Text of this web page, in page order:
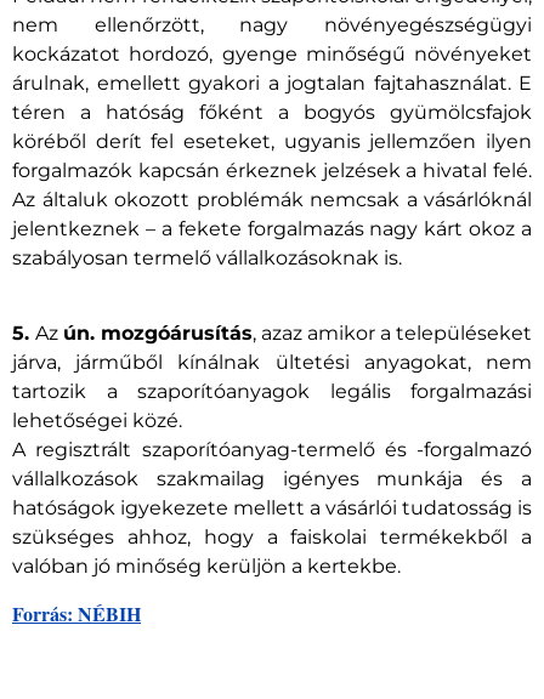
nem ellenőrzött, nagy növényegészségügyi
kockázatot hordozó, gyenge minőségű növényeket
árulnak, emellett gyakori a jogtalan fajtahasználat. E
téren a hatóság főként a bogyós gyümölcsfajok
köréből derít fel eseteket, ugyanis jellemzően ilyen
forgalmazók kapcsán érkeznek jelzések a hivatal felé.
Az általuk okozott problémák nemcsak a vásárlóknál
jelentkeznek – a fekete forgalmazás nagy kárt okoz a
szabályosan termelő vállalkozásoknak is.
5. Az ún. mozgóárusítás, azaz amikor a településeket
járva, járműből kínálnak ültetési anyagokat, nem
tartozik a szaporítóanyagok legális forgalmazási
lehetőségei közé.
A regisztrált szaporítóanyag-termelő és -forgalmazó
vállalkozások szakmailag igényes munkája és a
hatóságok igyekezete mellett a vásárlói tudatosság is
szükséges ahhoz, hogy a faiskolai termékekből a
valóban jó minőség kerüljön a kertekbe.
Forrás: NÉBIH